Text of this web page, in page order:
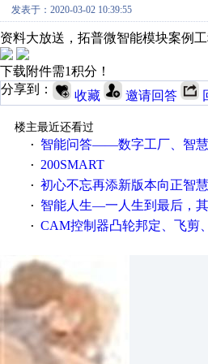
发表于：2020-03-02 10:39:55
资料大放送，拓普微智能模块案例
下载附件需1积分！
分享到：
收藏 邀请回答
楼主最近还看过
·
智能问答——数字工厂、智慧工厂和智能制造三者的区别是
· 200SMART
· 初心不忘再添新版本向正智慧城市云展厅3.0版
· 智能人生—一人生到最后，其实拼的都是
· CAM控制器凸轮邦定、飞剪、追剪等C